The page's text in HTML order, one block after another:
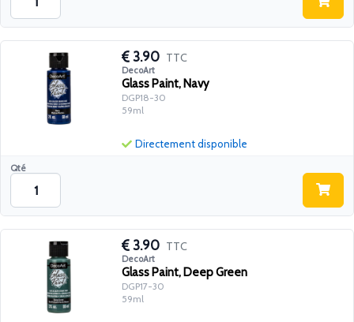
3.90 TTC
DecoArt
Glass Paint, Navy
DGP18-30
59ml
Qté
Directement disponible
3.90 TTC
DecoArt
Glass Paint, Deep Green
DGP17-30
59ml